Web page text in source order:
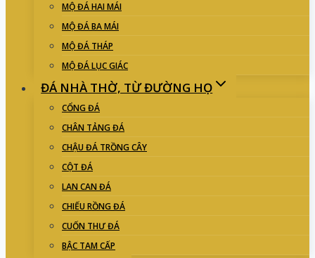
MỘ ĐÁ HAI MÁI
MỘ ĐÁ BA MÁI
MỘ ĐÁ THÁP
MỘ ĐÁ LỤC GIÁC
ĐÁ NHÀ THỜ, TỪ ĐƯỜNG HỌ
CỔNG ĐÁ
CHÂN TẢNG ĐÁ
CHẬU ĐÁ TRỒNG CÂY
CỘT ĐÁ
LAN CAN ĐÁ
CHIẾU RỒNG ĐÁ
CUỐN THƯ ĐÁ
BẬC TAM CẤP